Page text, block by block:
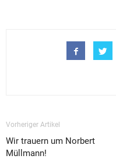
Vorheriger Artikel
Wir trauern um Norbert
Müllmann!